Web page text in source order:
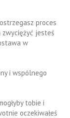
proces
jesteś
w
i wspólnego
tobie i
oczekiwałeś